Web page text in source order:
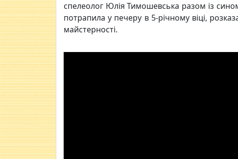
спелеолог Юлія Тимошевська разом із
потрапила у печеру в 5-річному віці,
майстерності.